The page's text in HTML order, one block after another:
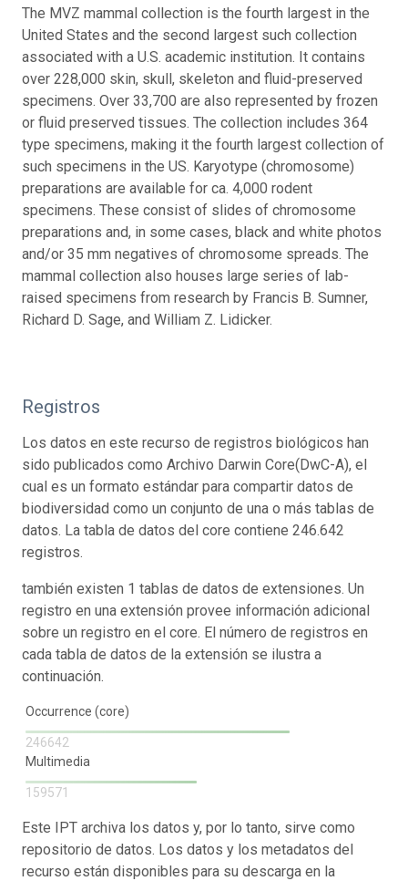
The MVZ mammal collection is the fourth largest in the
United States and the second largest such collection
associated with a U.S. academic institution. It contains
over 228,000 skin, skull, skeleton and fluid-preserved
specimens. Over 33,700 are also represented by frozen
or fluid preserved tissues. The collection includes 364
type specimens, making it the fourth largest collection of
such specimens in the US. Karyotype (chromosome)
preparations are available for ca. 4,000 rodent
specimens. These consist of slides of chromosome
preparations and, in some cases, black and white photos
and/or 35 mm negatives of chromosome spreads. The
mammal collection also houses large series of lab-
raised specimens from research by Francis B. Sumner,
Richard D. Sage, and William Z. Lidicker.
Registros
Los datos en este recurso de registros biológicos han
sido publicados como Archivo Darwin Core(DwC-A), el
cual es un formato estándar para compartir datos de
biodiversidad como un conjunto de una o más tablas de
datos. La tabla de datos del core contiene 246.642
registros.
también existen 1 tablas de datos de extensiones. Un
registro en una extensión provee información adicional
sobre un registro en el core. El número de registros en
cada tabla de datos de la extensión se ilustra a
continuación.
Occurrence (core)
246642
Multimedia
159571
Este IPT archiva los datos y, por lo tanto, sirve como
repositorio de datos. Los datos y los metadatos del
recurso están disponibles para su descarga en la